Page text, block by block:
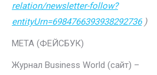
relation/newsletter-follow?
entityUrn=6984766393938292736)
МЕТА (ФЕЙСБУК)
Журнал Business World (сайт) –